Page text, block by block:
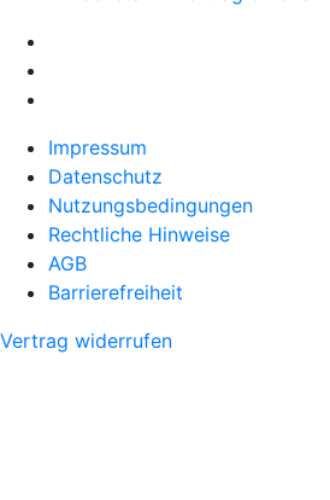
Impressum
Datenschutz
Nutzungsbedingungen
Rechtliche Hinweise
AGB
Barrierefreiheit
Vertrag widerrufen